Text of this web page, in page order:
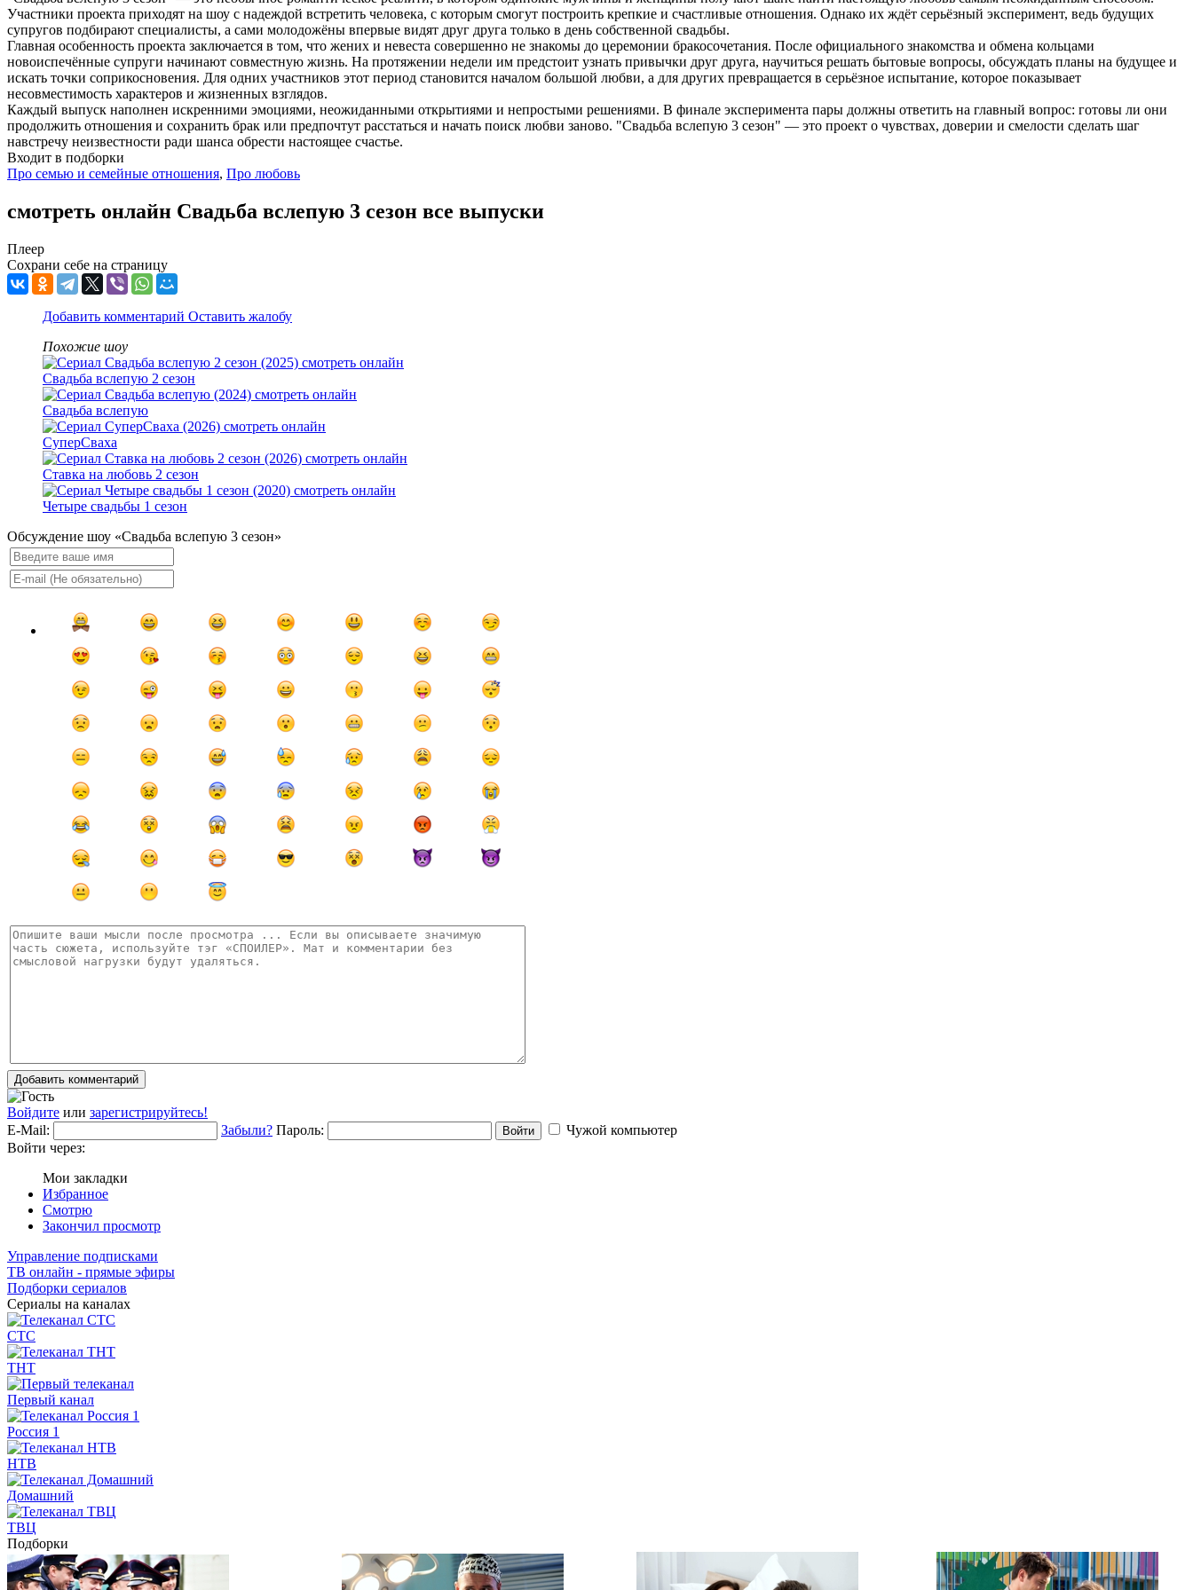
Участники проекта приходят на шоу с надеждой встретить человека, с которым смогут построить крепкие и счастливые отношения. Однако их ждёт серьёзный эксперимент, ведь будущих
супругов подбирают специалисты, а сами молодожёны впервые видят друг друга только в день собственной свадьбы.
Главная особенность проекта заключается в том, что жених и невеста совершенно не знакомы до церемонии бракосочетания. После официального знакомства и обмена кольцами
новоиспечённые супруги начинают совместную жизнь. На протяжении недели им предстоит узнать привычки друг друга, научиться решать бытовые вопросы, обсуждать планы на будущее и
искать точки соприкосновения. Для одних участников этот период становится началом большой любви, а для других превращается в серьёзное испытание, которое показывает
несовместимость характеров и жизненных взглядов.
Каждый выпуск наполнен искренними эмоциями, неожиданными открытиями и непростыми решениями. В финале эксперимента пары должны ответить на главный вопрос: готовы ли они
продолжить отношения и сохранить брак или предпочтут расстаться и начать поиск любви заново. "Свадьба вслепую 3 сезон" — это проект о чувствах, доверии и смелости сделать шаг
навстречу неизвестности ради шанса обрести настоящее счастье.
Входит в подборки
Про семью и семейные отношения, Про любовь
смотреть онлайн Свадьба вслепую 3 сезон все выпуски
Плеер
Сохрани себе на страницу
Добавить комментарий Оставить жалобу
Похожие шоу
Свадьба вслепую 2 сезон
Свадьба вслепую
СуперСваха
Ставка на любовь 2 сезон
Четыре свадьбы 1 сезон
Обсуждение шоу «Свадьба вслепую 3 сезон»
Добавить комментарий
Войдите или зарегистрируйтесь!
E-Mail:
Забыли? Пароль: Войти
Чужой компьютер
Войти через:
Мои закладки
Избранное
Смотрю
Закончил просмотр
Управление подписками
ТВ онлайн - прямые эфиры
Подборки сериалов
Сериалы на каналах
СТС
ТНТ
Первый канал
Россия 1
НТВ
Домашний
ТВЦ
Подборки